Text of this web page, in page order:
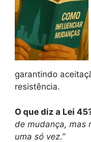
garantindo
resistência.
O que diz a Lei
de mudança, mas
uma só vez.”